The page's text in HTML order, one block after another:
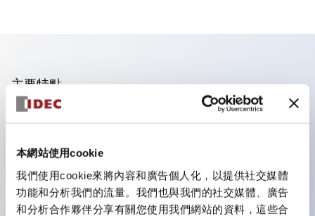
本網站使用cookie
我們使用cookie來將內容和廣告個人化，以提供社交媒體
功能和分析我們的流量。我們也與我們的社交媒體、廣告
和分析合作夥伴分享有關您使用我們網站的資料，這些合
主要特點
業界首創！一個LED實現6種顏色功能
色。不僅減少了色彩更換與庫存管理的工時，還是一款環保
產品。
採用新型LED，提高可視性，符合ISO規定的安全色